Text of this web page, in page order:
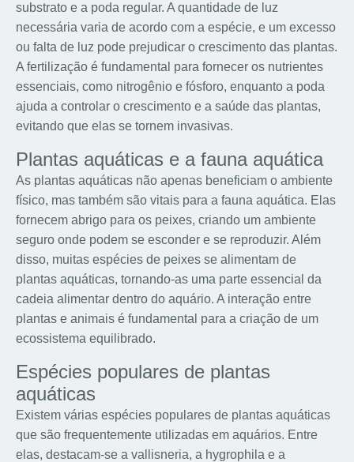
substrato e a poda regular. A quantidade de luz
necessária varia de acordo com a espécie, e um excesso
ou falta de luz pode prejudicar o crescimento das plantas.
A fertilização é fundamental para fornecer os nutrientes
essenciais, como nitrogênio e fósforo, enquanto a poda
ajuda a controlar o crescimento e a saúde das plantas,
evitando que elas se tornem invasivas.
Plantas aquáticas e a fauna aquática
As plantas aquáticas não apenas beneficiam o ambiente
físico, mas também são vitais para a fauna aquática. Elas
fornecem abrigo para os peixes, criando um ambiente
seguro onde podem se esconder e se reproduzir. Além
disso, muitas espécies de peixes se alimentam de
plantas aquáticas, tornando-as uma parte essencial da
cadeia alimentar dentro do aquário. A interação entre
plantas e animais é fundamental para a criação de um
ecossistema equilibrado.
Espécies populares de plantas
aquáticas
Existem várias espécies populares de plantas aquáticas
que são frequentemente utilizadas em aquários. Entre
elas, destacam-se a vallisneria, a hygrophila e a